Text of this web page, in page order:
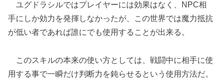
ユグドラシルではプレイヤーには効果はなく、NPC相
手にしか効力を発揮しなかったが、この世界では魔力抵抗
が低い者であれば誰にでも使用することが出来る。
このスキルの本来の使い方としては、戦闘中に相手に使
用する事で一瞬だけ判断力を鈍らせるという使用方法だ。